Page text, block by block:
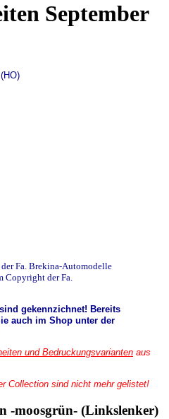
September
Fa. Brekina-Automodelle
Copyright der Fa.
gekennzichnet! Bereits
auch im Shop unter der
und Bedruckungsvarianten aus
Collection sind nicht mehr gelistet!
-moosgrün- (Linkslenker)